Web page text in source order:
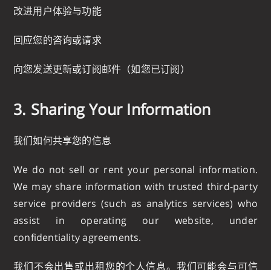
改进用户体验与功能
回应您的咨询或请求
向您发送更新或订阅邮件（如您已订阅）
3. Sharing Your Information
我们如何共享您的信息
We do not sell or rent your personal information.
We may share information with trusted third-party
service providers (such as analytics services) who
assist in operating our website, under
confidentiality agreements.
我们不会出售或出租您的个人信息。我们可能会与可信